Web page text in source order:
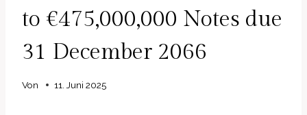
to €475,000,000 Notes due
31 December 2066
Von 11. Juni 2025